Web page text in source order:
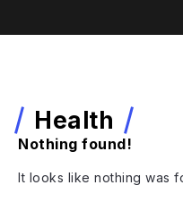
Health
Nothing found!
It looks like nothing was